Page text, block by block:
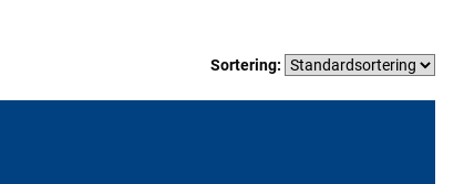
Sortering: